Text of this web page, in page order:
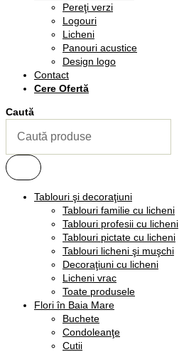
Pereţi verzi
Logouri
Licheni
Panouri acustice
Design logo
Contact
Cere Ofertă
Caută
Tablouri şi decoraţiuni
Tablouri familie cu licheni
Tablouri profesii cu licheni
Tablouri pictate cu licheni
Tablouri licheni şi muşchi
Decoraţiuni cu licheni
Licheni vrac
Toate produsele
Flori în Baia Mare
Buchete
Condoleanţe
Cutii